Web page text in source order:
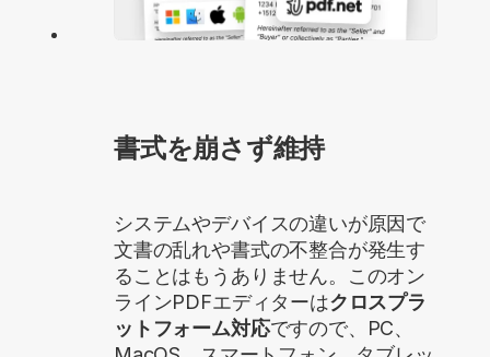
書式を崩さず維持
システムやデバイスの違いが原因で
文書の乱れや書式の不整合が発生す
ることはもうありません。このオン
ラインPDFエディターはクロスプラ
ットフォーム対応ですので、PC、